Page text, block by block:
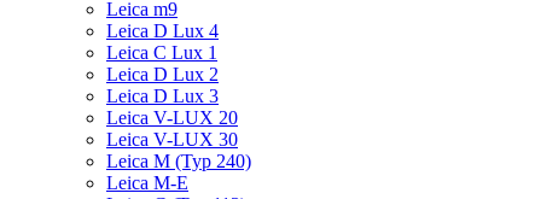
Leica m9
Leica D Lux 4
Leica C Lux 1
Leica D Lux 2
Leica D Lux 3
Leica V-LUX 20
Leica V-LUX 30
Leica M (Typ 240)
Leica M-E